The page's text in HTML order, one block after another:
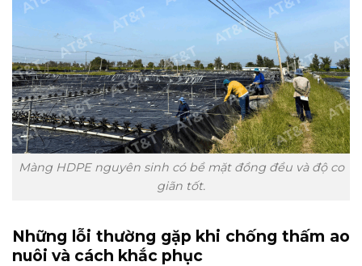
Màng HDPE nguyên sinh có bề mặt đồng đều và độ co
giãn tốt.
Những lỗi thường gặp khi chống thấm ao
nuôi và cách khắc phục